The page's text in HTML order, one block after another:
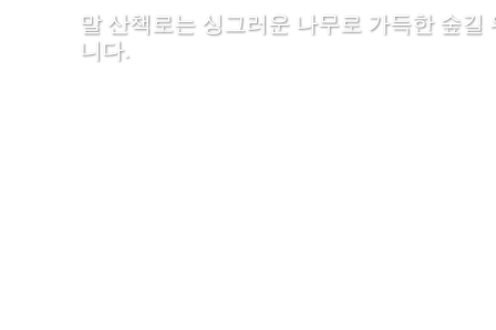
말 산책로는 싱그러운 나무로 가득한 숲
니다.